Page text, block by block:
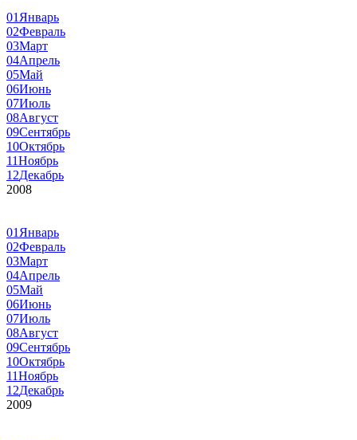
01 Январь
02Февраль
03Март
04Апрель
05Май
06Июнь
07Июль
08Август
09Сентябрь
10Октябрь
11Ноябрь
12Декабрь
2008
01 Январь
02Февраль
03Март
04Апрель
05Май
06Июнь
07Июль
08Август
09Сентябрь
10Октябрь
11Ноябрь
12Декабрь
2009